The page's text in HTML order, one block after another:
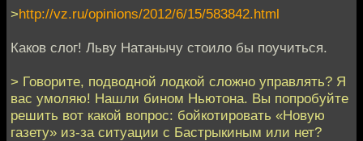
>http://vz.ru/opinions/2012/6/15/583842.html
Каков слог! Льву Натанычу стоило бы поучиться.
> Говорите, подводной лодкой сложно управлять? Я
вас умоляю! Нашли бином Ньютона. Вы попробуйте
решить вот какой вопрос: бойкотировать «Новую
газету» из-за ситуации с Бастрыкиным или нет?